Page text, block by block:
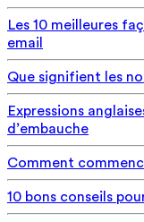
Les 10 meilleures
email
Que signifient les
Expressions
d’embauche
Comment
10 bons conseils